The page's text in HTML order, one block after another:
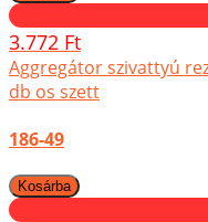
3.772 Ft
Aggregátor szivattyú
db os szett
186-49